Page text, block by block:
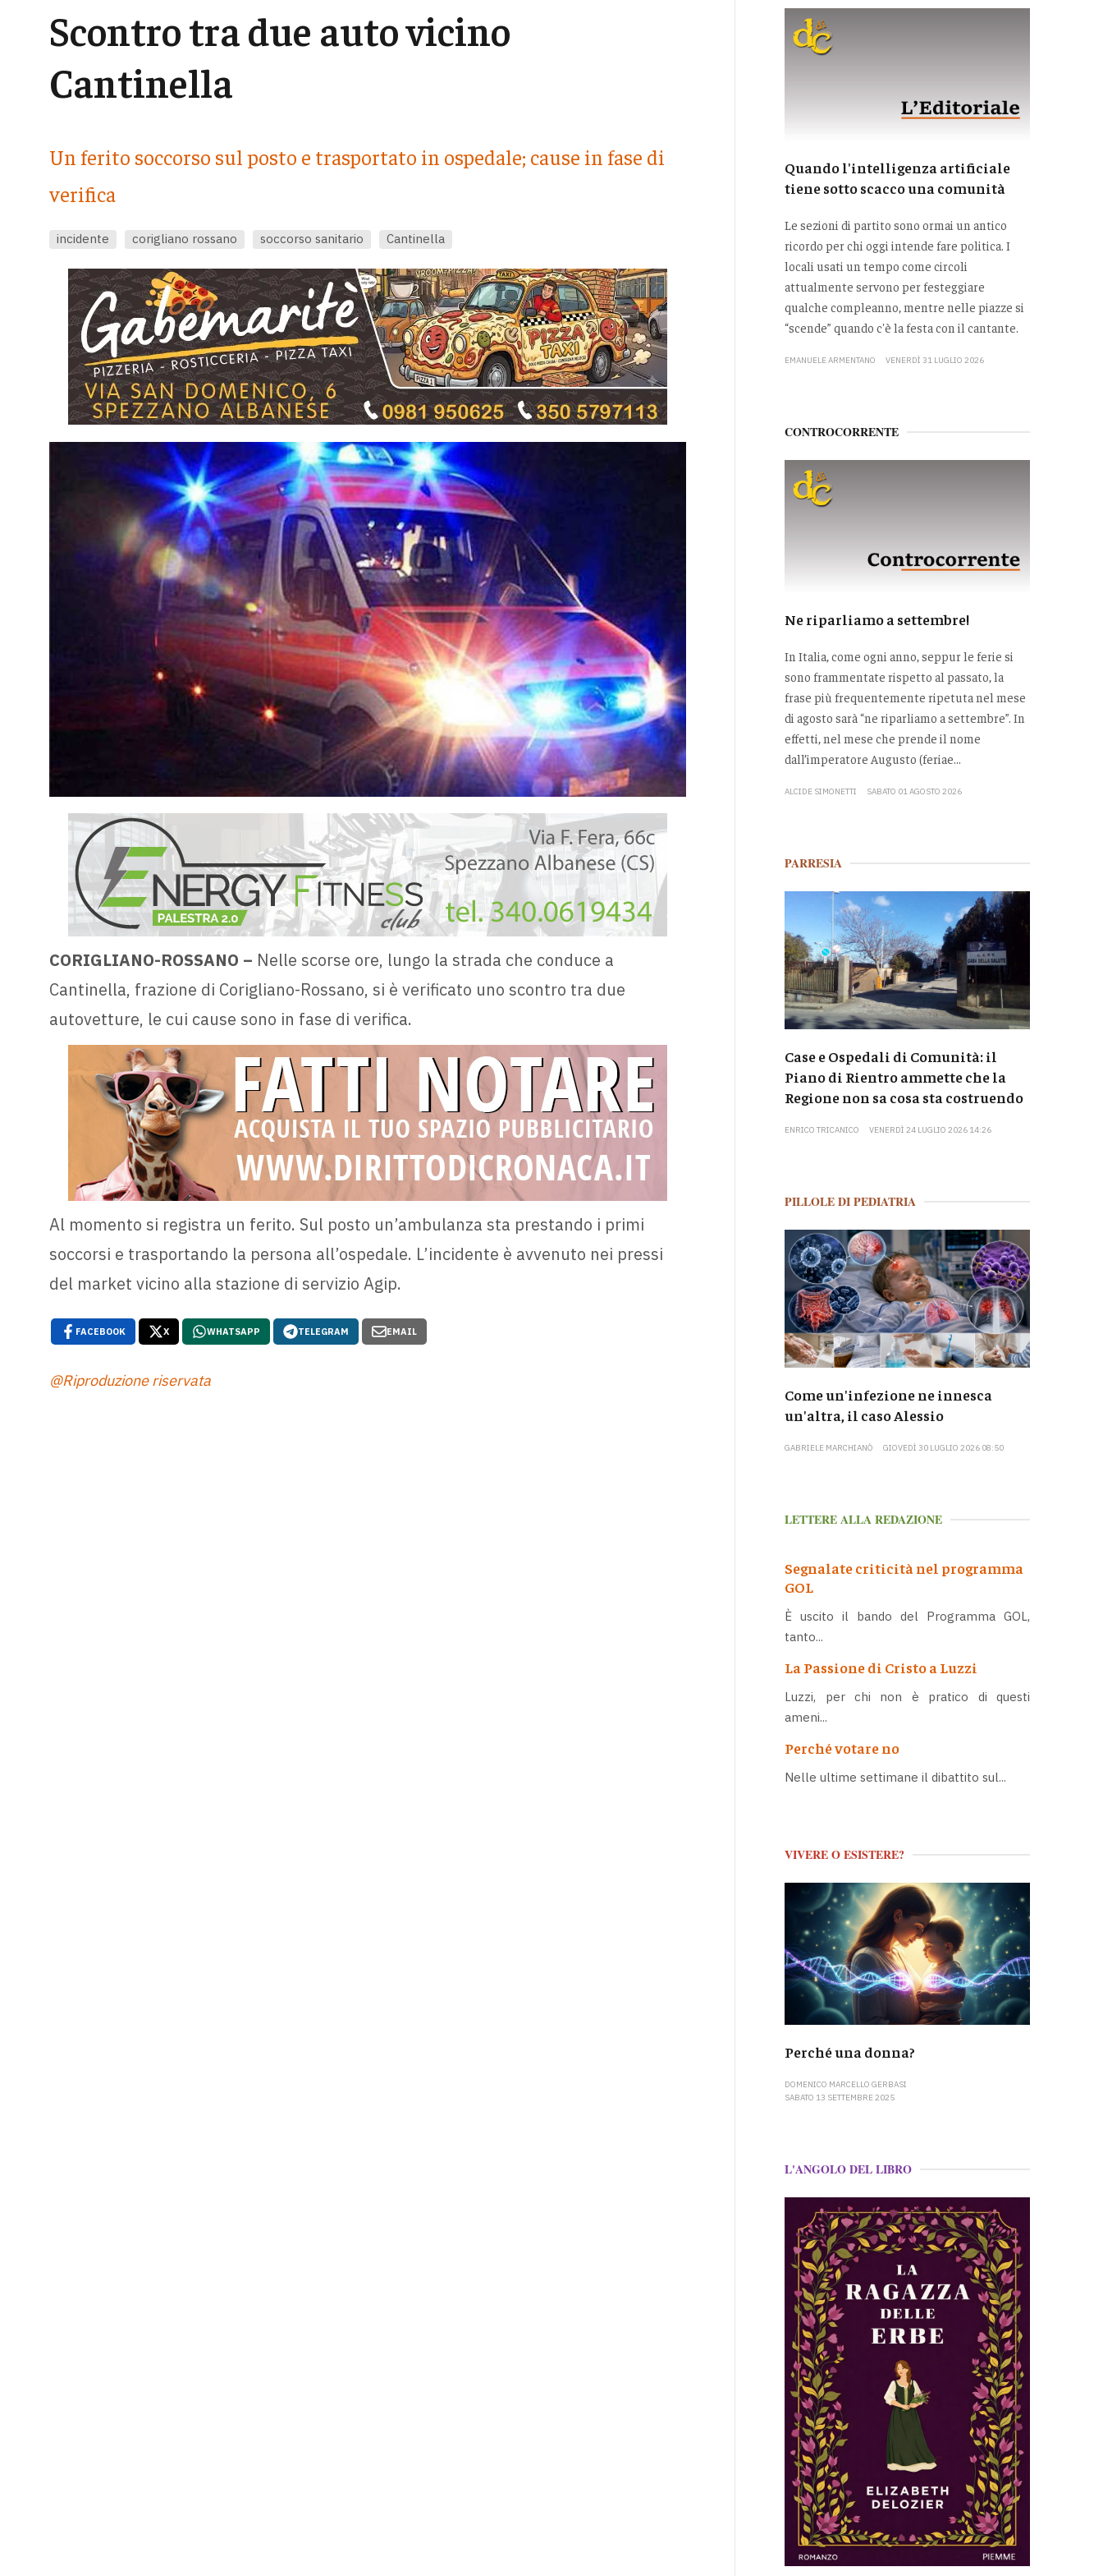
Scontro tra due auto vicino
Cantinella
Un ferito soccorso sul posto e trasportato in ospedale; cause in fase di
verifica
incidente corigliano rossano soccorso sanitario Cantinella
CORIGLIANO-ROSSANO – Nelle scorse ore, lungo la strada che conduce a
Cantinella, frazione di Corigliano-Rossano, si è verificato uno scontro tra due
autovetture, le cui cause sono in fase di verifica.
Al momento si registra un ferito. Sul posto un’ambulanza sta prestando i primi
soccorsi e trasportando la persona all’ospedale. L’incidente è avvenuto nei pressi
del market vicino alla stazione di servizio Agip.
FACEBOOK X WHATSAPP TELEGRAM EMAIL
@Riproduzione riservata
Quando l'intelligenza artificiale
tiene sotto scacco una comunità
Le sezioni di partito sono ormai un antico
ricordo per chi oggi intende fare politica. I
locali usati un tempo come circoli
attualmente servono per festeggiare
qualche compleanno, mentre nelle piazze si
“scende” quando c'è la festa con il cantante.
EMANUELE ARMENTANO VENERDÌ 31 LUGLIO 2026
CONTROCORRENTE
Ne riparliamo a settembre!
In Italia, come ogni anno, seppur le ferie si
sono frammentate rispetto al passato, la
frase più frequentemente ripetuta nel mese
di agosto sarà “ne riparliamo a settembre”. In
effetti, nel mese che prende il nome
dall’imperatore Augusto (feriae...
ALCIDE SIMONETTI SABATO 01 AGOSTO 2026
PARRESIA
Case e Ospedali di Comunità: il
Piano di Rientro ammette che la
Regione non sa cosa sta costruendo
ENRICO TRICANICO VENERDÌ 24 LUGLIO 2026 14:26
PILLOLE DI PEDIATRIA
Come un'infezione ne innesca
un'altra, il caso Alessio
GABRIELE MARCHIANÒ GIOVEDÌ 30 LUGLIO 2026 08:50
LETTERE ALLA REDAZIONE
Segnalate criticità nel programma
GOL
È uscito il bando del Programma GOL,
tanto...
La Passione di Cristo a Luzzi
Luzzi, per chi non è pratico di questi
ameni...
Perché votare no
Nelle ultime settimane il dibattito sul...
VIVERE O ESISTERE?
Perché una donna?
DOMENICO MARCELLO GERBASI
SABATO 13 SETTEMBRE 2025
L'ANGOLO DEL LIBRO